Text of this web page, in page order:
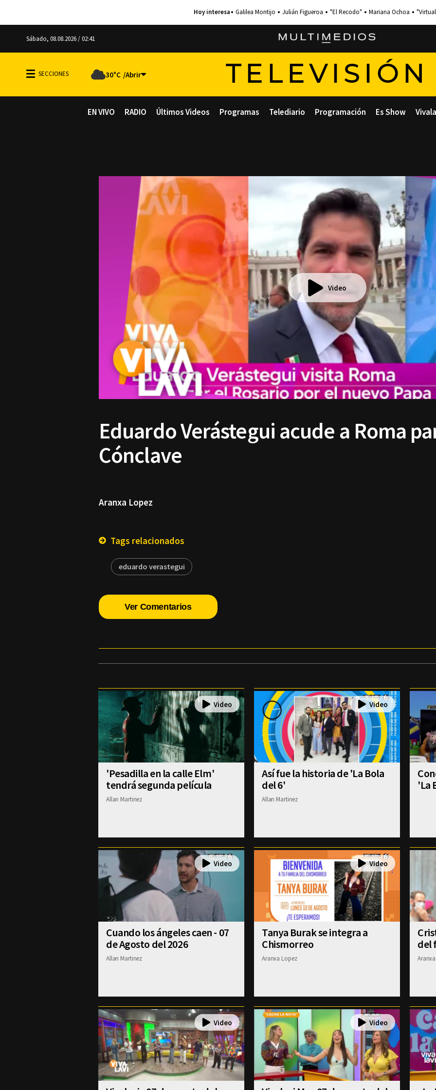
Galilea Montijo Julián Figueroa "El Recodo" Mariana Ochoa
Sábado, 08.08.2026 / 02:41
30°C TELEVISIÓN
EN VIVO RADIO Últimos Videos Programas Telediario Programación Es Show
Video
Eduardo Verástegui acude a Roma
Cónclave
Aranxa Lopez
Tags relacionados
eduardo verastegui
Ver Comentarios
'Pesadilla en la calle Elm'
tendrá segunda película
Allan Martinez
Así fue la historia de 'La Bola
del 6'
Allan Martinez
'La
Cuando los ángeles caen - 07
de Agosto del 2026
Allan Martinez
Tanya Burak se integra a
Chismorreo
Aranxa Lopez
del